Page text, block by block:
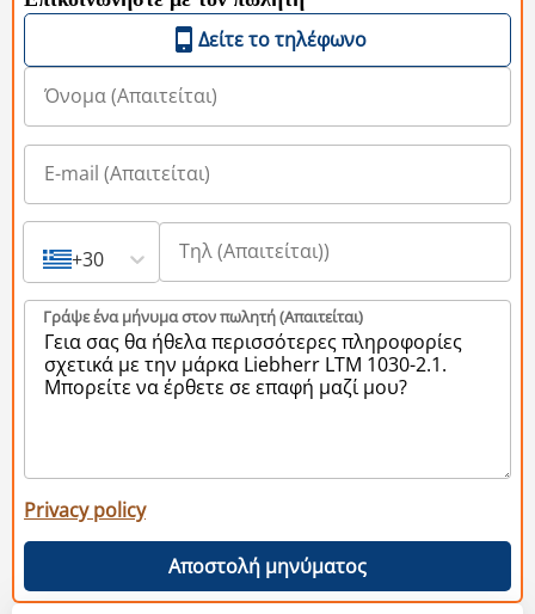
Δείτε το τηλέφωνο
+30
Γράψε ένα μήνυμα στον πωλητή (Aπαιτείται)
Privacy policy
Αποστολή μηνύματος